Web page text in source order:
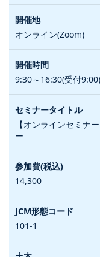
オンライン(Zoom)
9:30～16:30(受付9:00)
【オンラインセミナ
ー
14,300
101-1